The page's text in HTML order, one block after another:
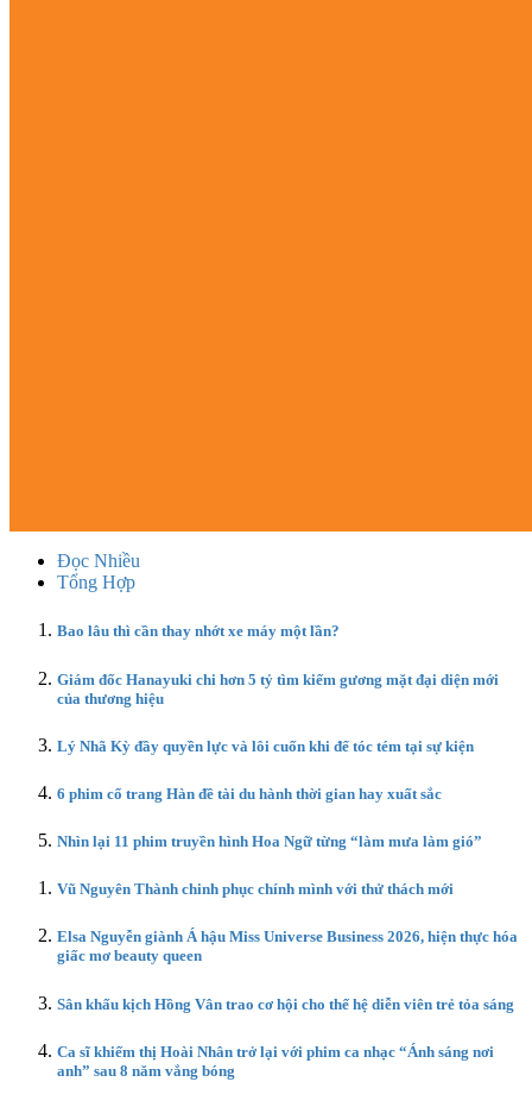
Đọc Nhiều
Tổng Hợp
Bao lâu thì cần thay nhớt xe máy một lần?
Giám đốc Hanayuki chi hơn 5 tỷ tìm kiếm gương mặt đại diện mới
của thương hiệu
Lý Nhã Kỳ đầy quyền lực và lôi cuốn khi để tóc tém tại sự kiện
6 phim cổ trang Hàn đề tài du hành thời gian hay xuất sắc
Nhìn lại 11 phim truyền hình Hoa Ngữ từng “làm mưa làm gió”
Vũ Nguyên Thành chinh phục chính mình với thử thách mới
Elsa Nguyễn giành Á hậu Miss Universe Business 2026, hiện thực hóa
giấc mơ beauty queen
Sân khấu kịch Hồng Vân trao cơ hội cho thế hệ diễn viên trẻ tỏa sáng
Ca sĩ khiếm thị Hoài Nhân trở lại với phim ca nhạc “Ánh sáng nơi
anh” sau 8 năm vắng bóng